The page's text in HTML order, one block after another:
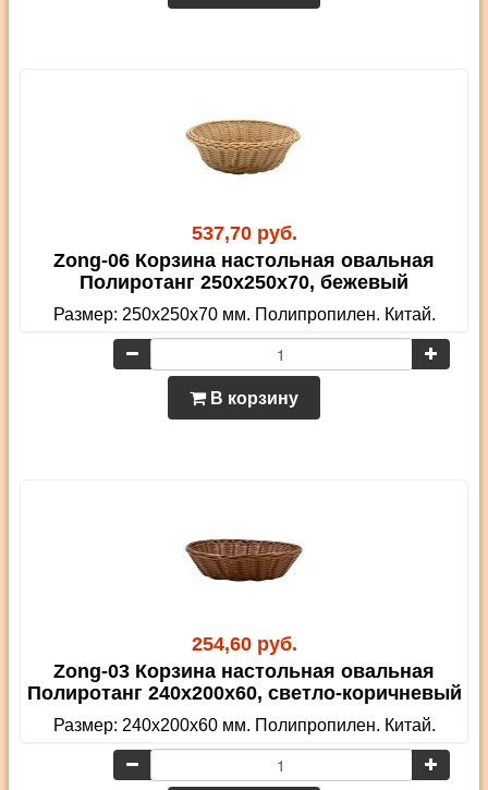
537,70 руб.
Zong-06 Корзина настольная овальная
Полиротанг 250х250х70, бежевый
Размер: 250х250х70 мм. Полипропилен. Китай.
В корзину
254,60 руб.
Zong-03 Корзина настольная овальная
Полиротанг 240х200х60, светло-коричневый
Размер: 240х200х60 мм. Полипропилен. Китай.